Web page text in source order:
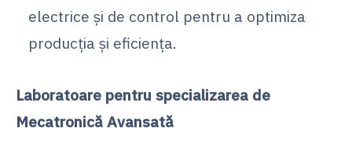
electrice și de control pentru a optimiza
producția și eficiența.
Laboratoare pentru specializarea de
Mecatronică Avansată